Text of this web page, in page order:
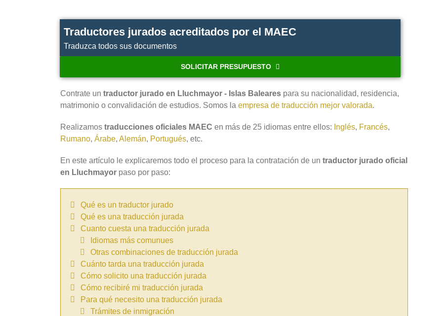
Traductores jurados acreditados por el MAEC
Traduzca todos sus documentos
SOLICITAR PRESUPUESTO
Contrate un traductor jurado en Lluchmayor - Islas Baleares para su nacionalidad, residencia,
matrimonio o convalidación de estudios. Somos la empresa de traducción mejor valorada.
Realizamos traducciones oficiales MAEC en más de 25 idiomas entre ellos: Inglés, Francés,
Rumano, Árabe, Alemán, Portugués, etc.
En este artículo le explicaremos todo el proceso para la contratación de un traductor jurado oficial
en Lluchmayor paso por paso:
Qué es un traductor jurado
Qué es una traducción jurada
Cuanto cuesta una traducción jurada
Idiomas más comunues
Otras combinaciones de traducción jurada
Cuánto tarda una traducción jurada
Cómo solicito una traducción jurada
Cómo recibiré mi traducción jurada
Para qué necesito una traducción jurada
Trámites de inmigración